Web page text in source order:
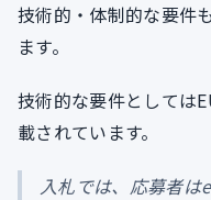
技術的・体制的な要件
ます。
技術的な要件としては
載されています。
入札では、応募者は